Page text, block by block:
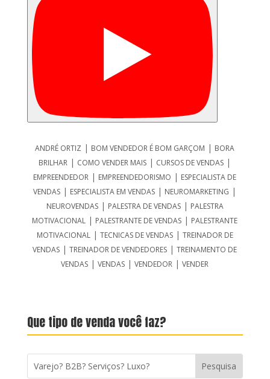
ANDRÉ ORTIZ | BOM VENDEDOR É BOM GARÇOM | BORA
BRILHAR | COMO VENDER MAIS | CURSOS DE VENDAS |
EMPREENDEDOR | EMPREENDEDORISMO | ESPECIALISTA DE
VENDAS | ESPECIALISTA EM VENDAS | NEUROMARKETING |
NEUROVENDAS| PALESTRA DE VENDAS| PALESTRA
MOTIVACIONAL | PALESTRANTE DE VENDAS | PALESTRANTE
MOTIVACIONAL | TECNICAS DE VENDAS| TREINADOR DE
VENDAS |TREINADOR DE VENDEDORES |TREINAMENTO DE
VENDAS |VENDAS |VENDEDOR |VENDER
Que tipo de venda você faz?